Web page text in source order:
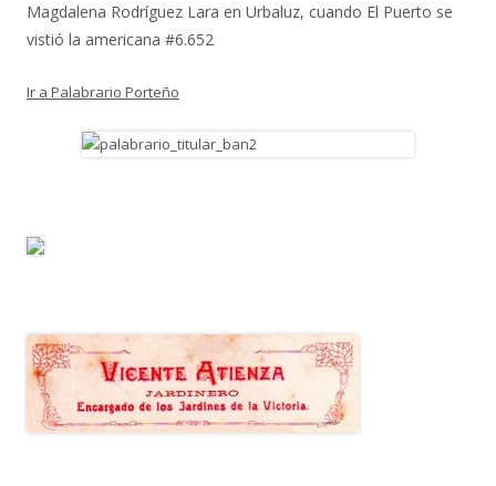
Magdalena Rodríguez Lara en Urbaluz, cuando El Puerto se
vistió la americana #6.652
Ir a Palabrario Porteño